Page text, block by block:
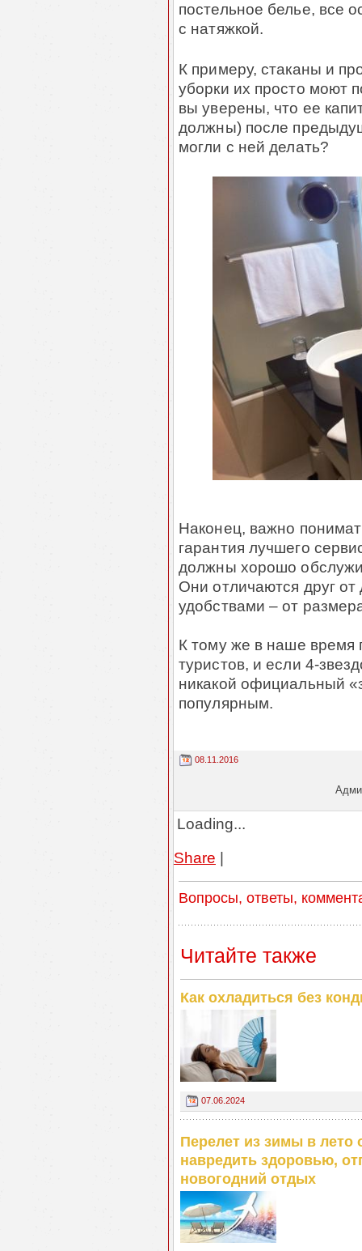
постельное белье, все
с натяжкой.
К примеру, стаканы и
уборки их просто моют
вы уверены, что ее
должны) после
могли с ней делать?
Наконец, важно
гарантия лучшего
должны хорошо
Они отличаются друг
удобствами – от
К тому же в наше время
туристов, и если 4-
никакой официальный
популярным.
08.11.2016
Loading...
Share |
Вопросы, ответы,
Читайте также
Как охладиться без
07.06.2024
Перелет из зимы в лето
навредить здоровью,
новогодний отдых